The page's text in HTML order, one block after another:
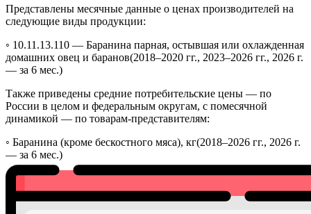
Представлены месячные данные о ценах производителей на
следующие виды продукции:
◦ 10.11.13.110 — Баранина парная, остывшая или охлажденная
домашних овец и баранов(2018–2020 гг., 2023–2026 гг., 2026 г.
— за 6 мес.)
Также приведены средние потребительские цены — по
России в целом и федеральным округам, с помесячной
динамикой — по товарам-представителям:
◦ Баранина (кроме бескостного мяса), кг(2018–2026 гг., 2026 г.
— за 6 мес.)